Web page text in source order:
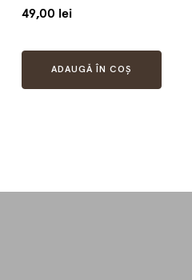
49,00 lei
ADAUGĂ ÎN COȘ